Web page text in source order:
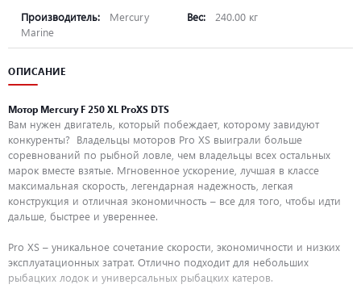
Производитель:
Mercury
Marine
Вес: 240.00 кг
ОПИСАНИЕ
Мотор Mercury F 250 XL ProXS DTS
Вам нужен двигатель, который побеждает, которому завидуют
конкуренты? Владельцы моторов Pro XS выиграли больше
соревнований по рыбной ловле, чем владельцы всех остальных
марок вместе взятые. Мгновенное ускорение, лучшая в классе
максимальная скорость, легендарная надежность, легкая
конструкция и отличная экономичность – все для того, чтобы идти
дальше, быстрее и увереннее.
Pro XS – уникальное сочетание скорости, экономичности и низких
эксплуатационных затрат. Отлично подходит для небольших
рыбацких лодок и универсальных рыбацких катеров.